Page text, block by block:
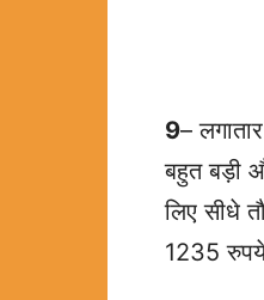
9–
बहुत बड़ी
लिए सीधे
1235 रुपये